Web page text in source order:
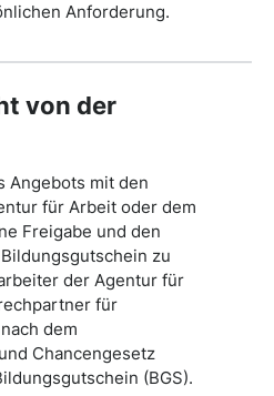
Anforderung.
von der
Angebots mit den
für Arbeit oder dem
Freigabe und den
zu
der Agentur für
für
dem
Chancengesetz
(BGS).